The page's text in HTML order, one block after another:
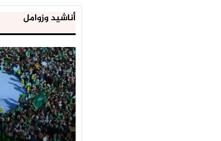
أناشيد وزوامل
العدو
الإسرائيلي
اعتقل
543
طفلا
فلسطينيا
خلال
يناير 31, 2021